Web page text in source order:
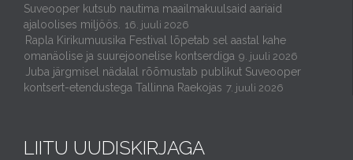
Suveooper kutsub nautima maailmakuulsaid aariaid
ajaloolises miljöös.
16. juuli 2026
Rapla Kirikumuusika Festival lõpetab sel aastal kahe
omanäolise ja suurejoonelise kontserdiga 9. juuli 2026
Juba järgmisel nädalal rõõmustab publikut Suveooper
kontsert-etendustega Tallinna Raekojas 7. juuli 2026
LIITU UUDISKIRJAGA